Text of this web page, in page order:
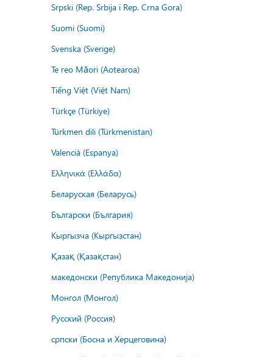
Srpski (Rep. Srbija i Rep. Crna Gora)
Suomi (Suomi)
Svenska (Sverige)
Te reo Māori (Aotearoa)
Tiếng Việt (Việt Nam)
Türkçe (Türkiye)
Türkmen dili (Türkmenistan)
Valencià (Espanya)
Ελληνικά (Ελλάδα)
Беларуская (Беларусь)
Български (България)
Кыргызча (Кыргызстан)
Қазақ (Қазақстан)
македонски (Република Македонија)
Монгол (Монгол)
Русский (Россия)
српски (Босна и Херцеговина)